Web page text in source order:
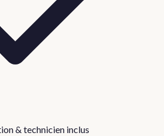
& technicien inclus